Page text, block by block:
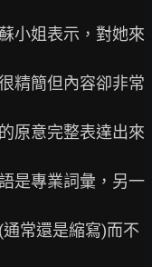
小姐表示，對她來
精簡但內容卻非常
原意完整表達出來
是專業詞彙，另一
常還是縮寫)而不